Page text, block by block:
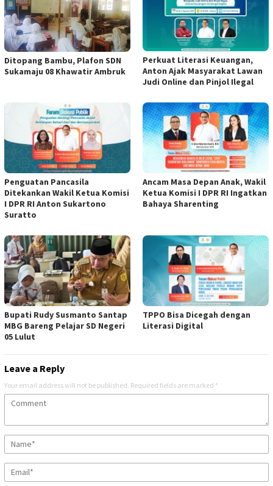
Ditopang Bambu, Plafon SDN
Sukamaju 08 Khawatir Ambruk
Perkuat Literasi Keuangan,
Anton Ajak Masyarakat Lawan
Judi Online dan Pinjol Ilegal
Penguatan Pancasila
Ditekankan Wakil Ketua Komisi
I DPR RI Anton Sukartono
Suratto
Ancam Masa Depan Anak, Wakil
Ketua Komisi I DPR RI Ingatkan
Bahaya Sharenting
Bupati Rudy Susmanto Santap
MBG Bareng Pelajar SD Negeri
05 Lulut
TPPO Bisa Dicegah dengan
Literasi Digital
Leave a Reply
Your email address will not be published. Required fields are marked *